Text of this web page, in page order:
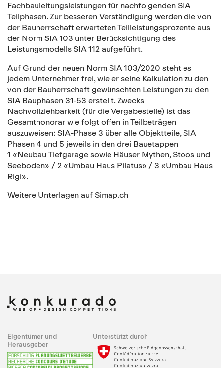
Fachbauleitungsleistungen für nachfolgenden SIA
Teilphasen. Zur besseren Verständigung werden die von
der Bauherrschaft erwarteten Teilleistungsprozente aus
der Norm SIA 103 unter Berücksichtigung des
Leistungsmodells SIA 112 aufgeführt.
Auf Grund der neuen Norm SIA 103/2020 steht es
jedem Unternehmer frei, wie er seine Kalkulation zu den
von der Bauherrschaft gewünschten Leistungen zu den
SIA Bauphasen 31-53 erstellt. Zwecks
Nachvollziehbarkeit (für die Vergabestelle) ist das
Gesamthonorar wie folgt offen in Teilbeträgen
auszuweisen: SIA-Phase 3 über alle Objektteile, SIA
Phasen 4 und 5 jeweils in den drei Bauetappen
1 «Neubau Tiefgarage sowie Häuser Mythen, Stoos und
Seeboden» / 2 «Umbau Haus Pilatus» / 3 «Umbau Haus
Rigi».
Weitere Unterlagen auf Simap.ch
Eigentümer und
Herausgeber
Unterstützt durch